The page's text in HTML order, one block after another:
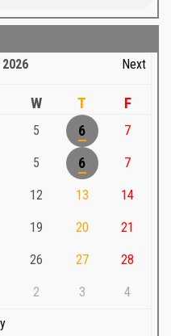
2026 Next
W T F
5 6 7
5 6 7
12 13 14
19 20 21
26 27 28
2 3 4